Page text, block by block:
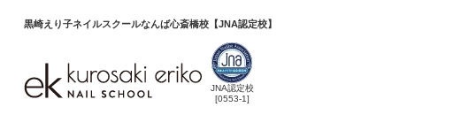
黒崎えり子ネイルスクールなんば心斎橋校【JNA認定校】
JNA認定校
[0553-1]